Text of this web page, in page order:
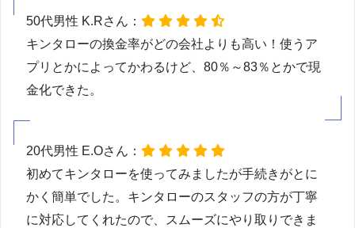
50代男性 K.Rさん：
キンタローの換金率がどの会社よりも高い！使うア
プリとかによってかわるけど、80％～83％とかで現
金化できた。
20代男性 E.Oさん：
初めてキンタローを使ってみましたが手続きがとに
かく簡単でした。キンタローのスタッフの方が丁寧
に対応してくれたので、スムーズにやり取りできま